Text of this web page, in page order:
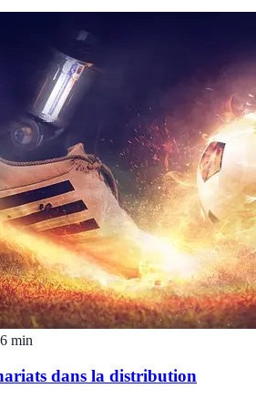
6 min
dans la distribution